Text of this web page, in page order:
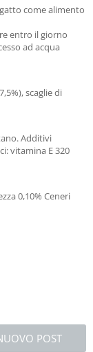
come alimento
entro il giorno
ad acqua
scaglie di
Additivi
vitamina E 320
0,10% Ceneri
POST